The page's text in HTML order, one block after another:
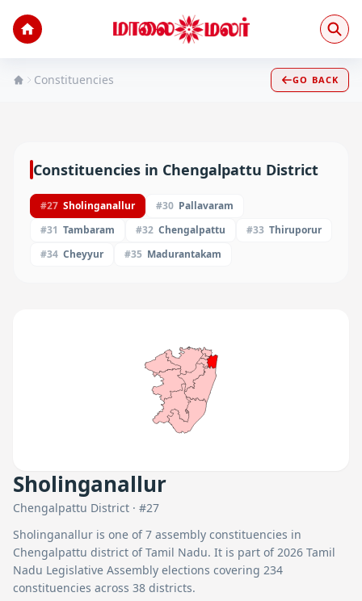
Constituencies GO BACK
Constituencies in Chengalpattu District
#27 Sholinganallur #30 Pallavaram
#31 Tambaram #32 Chengalpattu #33 Thiruporur
#34 Cheyyur #35 Madurantakam
Sholinganallur
Chengalpattu District · #27
Sholinganallur is one of7 assembly constituencies in
Chengalpattu district of Tamil Nadu. It is part of 2026 Tamil
Nadu Legislative Assembly elections covering 234
constituencies across 38 districts.